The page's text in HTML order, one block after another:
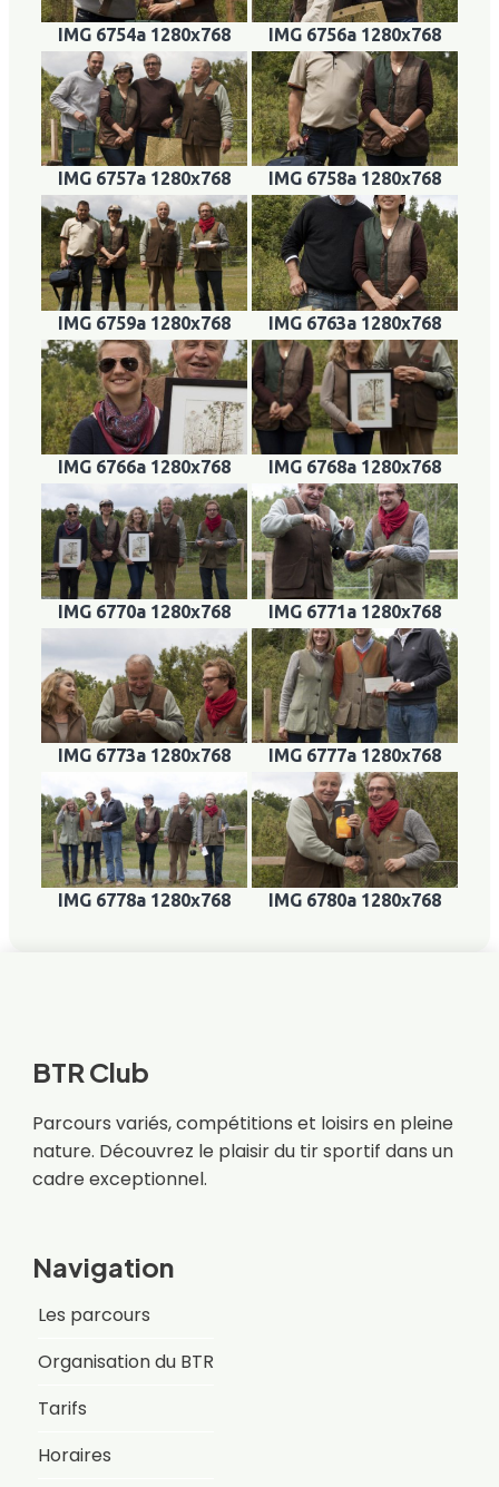
IMG 6754a 1280x768 IMG 6756a 1280x768
IMG 6757a 1280x768 IMG 6758a 1280x768
IMG 6759a 1280x768 IMG 6763a 1280x768
IMG 6766a 1280x768 IMG 6768a 1280x768
IMG 6770a 1280x768 IMG 6771a 1280x768
IMG 6773a 1280x768 IMG 6777a 1280x768
IMG 6778a 1280x768 IMG 6780a 1280x768
BTR Club
Parcours variés, compétitions et loisirs en pleine
nature. Découvrez le plaisir du tir sportif dans un
cadre exceptionnel.
Navigation
Les parcours
Organisation du BTR
Tarifs
Horaires